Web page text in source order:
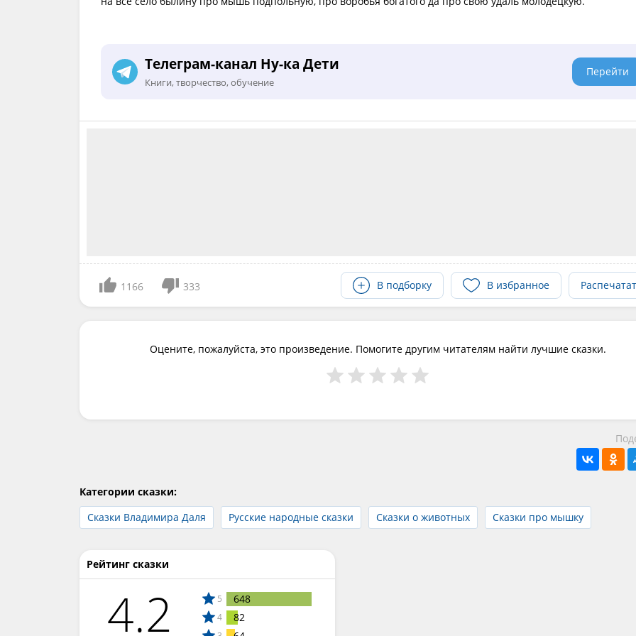
Телеграм-канал Ну-ка Дети
Книги, творчество, обучение
Перейти
1166 333 В подборку В избранное
Оцените, пожалуйста, это произведение. Помогите другим читателям найти лучшие сказки.
Категории сказки:
Сказки Владимира Даля
Русские народные сказки Сказки о животных Сказки про мышку
Рейтинг сказки
4.2 5 648
4 82